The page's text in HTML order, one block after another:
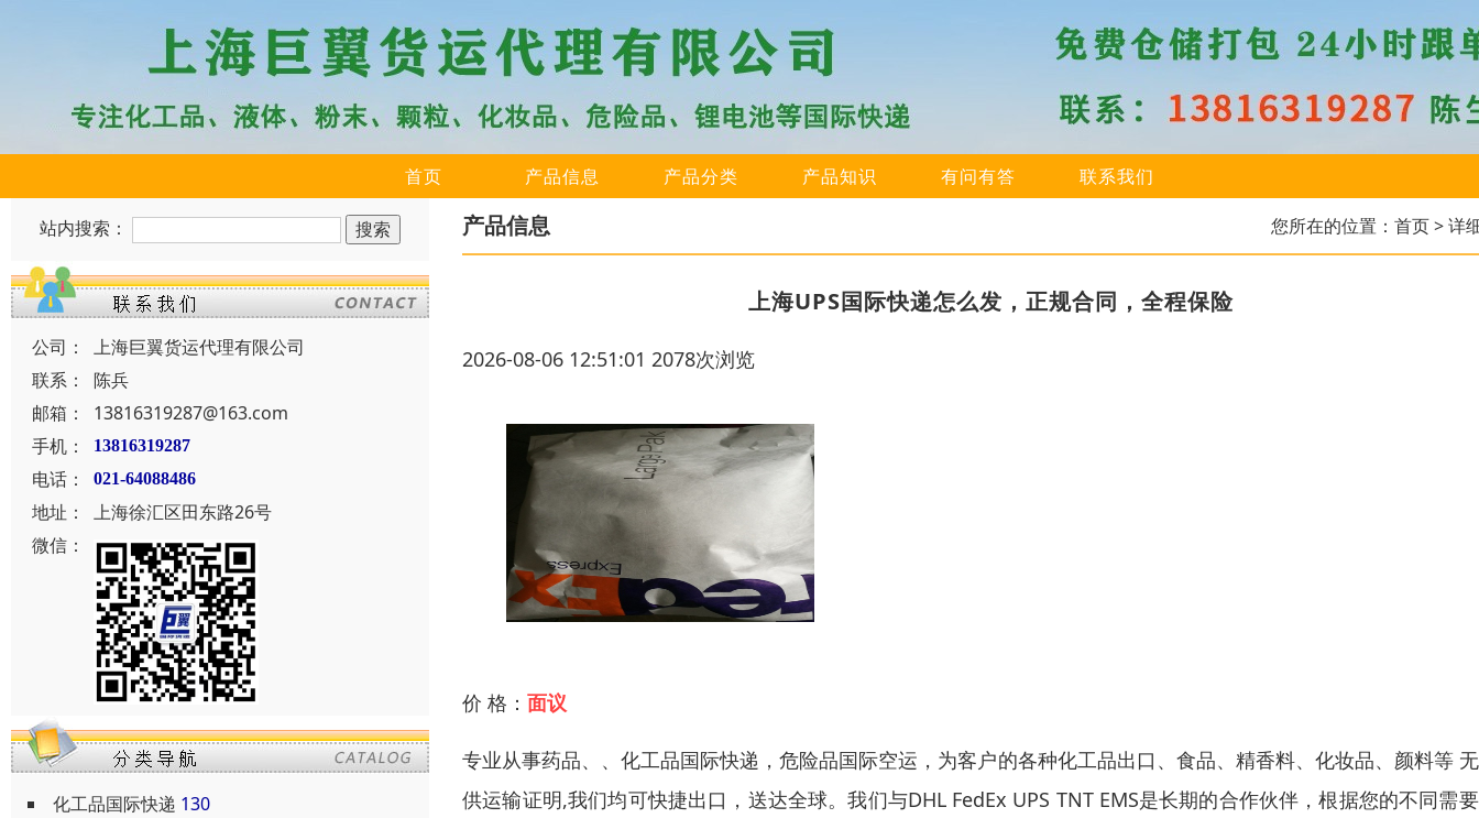
首页 产品信息 产品分类 产品知识 有问有答 联系我们
站内搜索：
公司：
上海巨翼货运代理有限公司
联系：
陈兵
邮箱：
13816319287@163.com
手机：
13816319287
电话： 021-64088486
地址：
上海徐汇区田东路26号
微信：
化工品国际快递 130
产品信息 您所在的位置： 首页> 详
上海UPS国际快递怎么发，正规合同，全程保险
2026-08-06 12:51:01 2078次浏览
价 格： 面议
专业从事药品、、化工品国际快递，危险品国际空运，为客户的各种化工品出口、食品、精香料、化妆品、颜料等
供运输证明,我们均可快捷出口，送达全球。我们与DHL FedEx UPS TNT EMS是长期的合作伙伴，根据您的不同需